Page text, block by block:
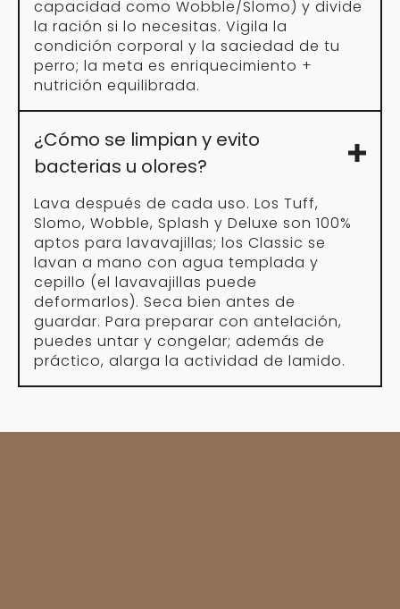
capacidad como Wobble/Slomo) y divide
la ración si lo necesitas. Vigila la
condición corporal y la saciedad de tu
perro; la meta es enriquecimiento +
nutrición equilibrada.
¿Cómo se limpian y evito
bacterias u olores?
Lava después de cada uso. Los Tuff,
Slomo, Wobble, Splash y Deluxe son 100%
aptos para lavavajillas; los Classic se
lavan a mano con agua templada y
cepillo (el lavavajillas puede
deformarlos). Seca bien antes de
guardar. Para preparar con antelación,
puedes untar y congelar; además de
práctico, alarga la actividad de lamido.